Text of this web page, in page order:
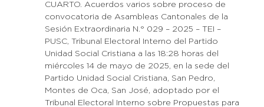
CUARTO. Acuerdos varios sobre proceso de
convocatoria de Asambleas Cantonales de la
Sesión Extraordinaria N.° 029 – 2025 – TEI –
PUSC, Tribunal Electoral Interno del Partido
Unidad Social Cristiana a las 18:28 horas del
miércoles 14 de mayo de 2025, en la sede del
Partido Unidad Social Cristiana, San Pedro,
Montes de Oca, San José, adoptado por el
Tribunal Electoral Interno sobre Propuestas para